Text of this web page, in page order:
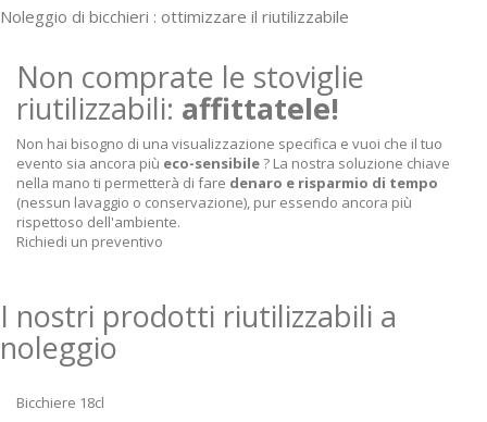
Noleggio di bicchieri : ottimizzare il riutilizzabile
Non comprate le stoviglie
riutilizzabili: affittatele!
Non hai bisogno di una visualizzazione specifica e vuoi che il tuo
evento sia ancora più eco-sensibile? La nostra soluzione chiave
nella mano ti permetterà di fare denaro e risparmio di tempo
(nessun lavaggio o conservazione), pur essendo ancora più
rispettoso dell'ambiente.
Richiedi un preventivo
I nostri prodotti riutilizzabili a
noleggio
Bicchiere 18cl